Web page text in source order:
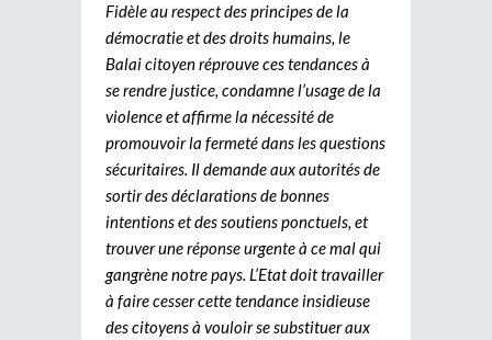
Fidèle au respect des principes de la
démocratie et des droits humains, le
Balai citoyen réprouve ces tendances à
se rendre justice, condamne l’usage de la
violence et affirme la nécessité de
promouvoir la fermeté dans les questions
sécuritaires. Il demande aux autorités de
sortir des déclarations de bonnes
intentions et des soutiens ponctuels, et
trouver une réponse urgente à ce mal qui
gangrène notre pays. L’Etat doit travailler
à faire cesser cette tendance insidieuse
des citoyens à vouloir se substituer aux